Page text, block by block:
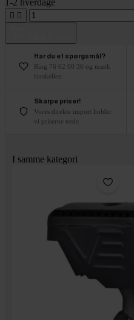
1-2 hverdage
 
Har du et spørgsmål?
Ring 76 62 00 36 og mærk
forskellen.
Skarpe priser!
Vores direkte import holder
vi priserne nede.
I samme kategori